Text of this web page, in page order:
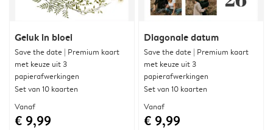
Geluk in bloei
Save the date | Premium kaart
met keuze uit 3
papierafwerkingen
Set van 10 kaarten
Vanaf
€ 9,99
Diagonale datum
Save the date | Premium kaart
met keuze uit 3
papierafwerkingen
Set van 10 kaarten
Vanaf
€ 9,99